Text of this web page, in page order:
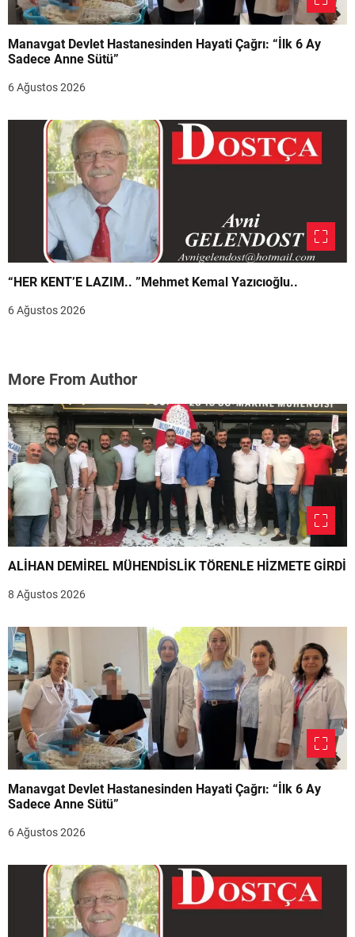
Manavgat Devlet Hastanesinden Hayati Çağrı: “İlk 6 Ay
Sadece Anne Sütü”
6 Ağustos 2026
“HER KENT’E LAZIM.. ”Mehmet Kemal Yazıcıoğlu..
6 Ağustos 2026
More From Author
ALİHAN DEMİREL MÜHENDİSLİK TÖRENLE HİZMETE GİRDİ
8 Ağustos 2026
Manavgat Devlet Hastanesinden Hayati Çağrı: “İlk 6 Ay
Sadece Anne Sütü”
6 Ağustos 2026